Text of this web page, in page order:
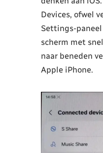
Devices, ofwel
Settings-
scherm met
naar beneden
Apple iPhone.